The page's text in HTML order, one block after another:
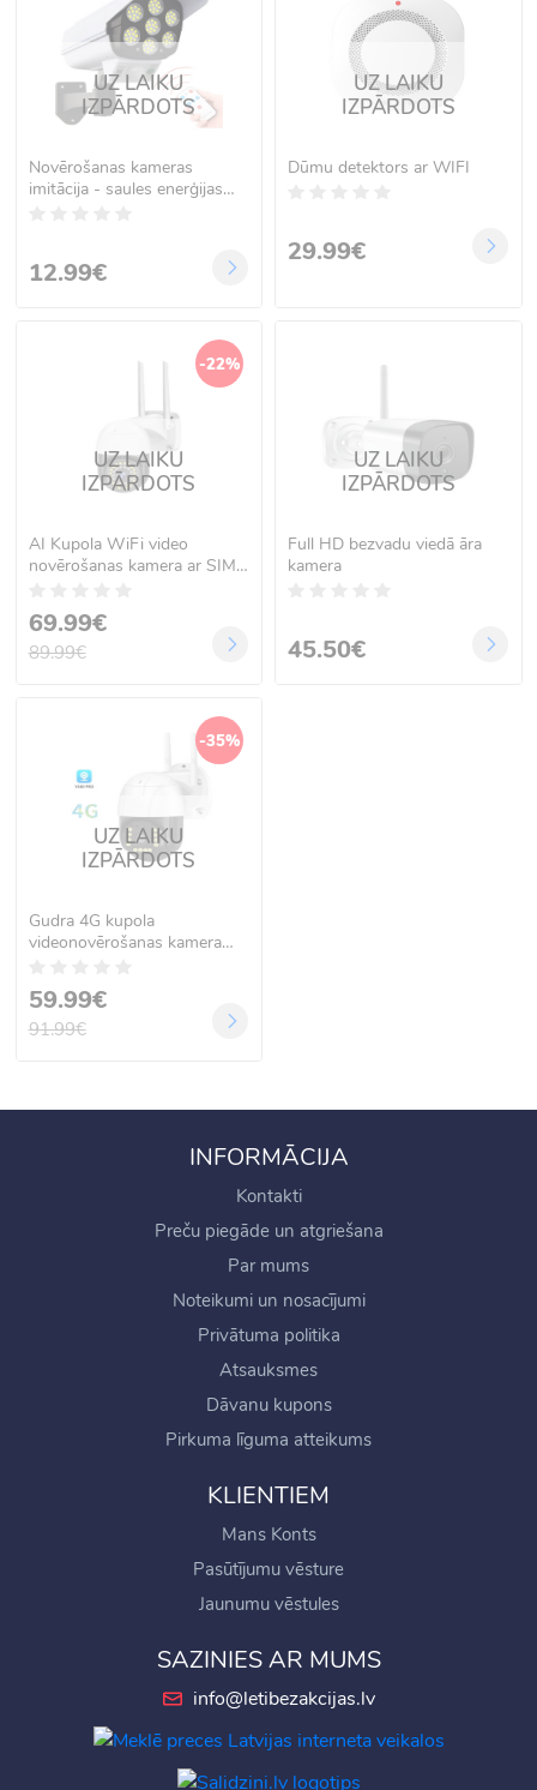
UZ LAIKU
IZPĀRDOTS
Novērošanas kameras
imitācija - saules enerģijas
12.99€
UZ LAIKU
IZPĀRDOTS
Dūmu detektors ar WIFI
29.99€
-22%
UZ LAIKU
IZPĀRDOTS
AI Kupola WiFi video
novērošanas kamera ar SIM
69.99€
89.99€
UZ LAIKU
IZPĀRDOTS
Full HD bezvadu viedā āra
kamera
45.50€
-35%
UZ LAIKU
IZPĀRDOTS
Gudra 4G kupola
videonovērošanas kamera
59.99€
91.99€
INFORMĀCIJA
Kontakti
Preču piegāde un atgriešana
Par mums
Noteikumi un nosacījumi
Privātuma politika
Atsauksmes
Dāvanu kupons
Pirkuma līguma atteikums
KLIENTIEM
Mans Konts
Pasūtījumu vēsture
Jaunumu vēstules
SAZINIES AR MUMS
info@letibezakcijas.lv